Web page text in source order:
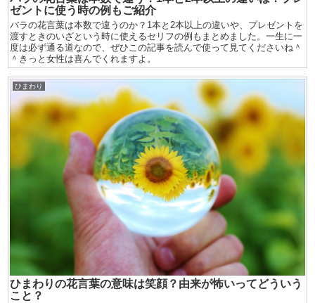
ゼントに使う時の例もご紹介
バラの花言葉は本数で違うのか？1本と2本以上の違いや、プレゼントを
渡すときのいざという時に使えるセリフの例もまとめました。一生に一
度は必ず通る道なので、ぜひこの記事を読んで使って見てくださいね＾
＾きっと女性は喜んでくれますよ。
ひまわり
ひまわりの花言葉の意味は笑顔？由来が怖いってどういう
こと？